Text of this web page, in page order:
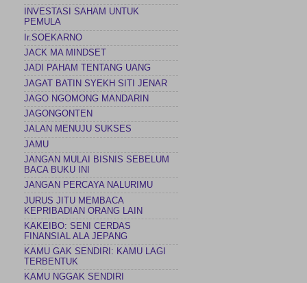
INVESTASI SAHAM UNTUK
PEMULA
Ir.SOEKARNO
JACK MA MINDSET
JADI PAHAM TENTANG UANG
JAGAT BATIN SYEKH SITI JENAR
JAGO NGOMONG MANDARIN
JAGONGONTEN
JALAN MENUJU SUKSES
JAMU
JANGAN MULAI BISNIS SEBELUM
BACA BUKU INI
JANGAN PERCAYA NALURIMU
JURUS JITU MEMBACA
KEPRIBADIAN ORANG LAIN
KAKEIBO: SENI CERDAS
FINANSIAL ALA JEPANG
KAMU GAK SENDIRI: KAMU LAGI
TERBENTUK
KAMU NGGAK SENDIRI